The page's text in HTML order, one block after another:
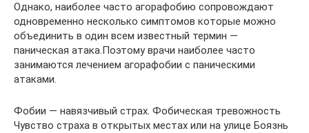
Однако, наиболее часто агорафобию сопровождают
одновременно несколько симптомов которые можно
объединить в один всем известный термин —
паническая атака.Поэтому врачи наиболее часто
занимаются лечением агорафобии с паническими
атаками.
Фобии — навязчивый страх. Фобическая тревожность
Чувство страха в открытых местах или на улице Боязнь